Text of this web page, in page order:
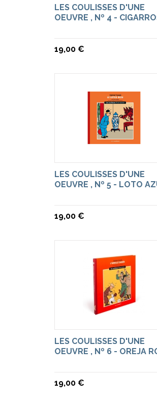
LES COULISSES D'UNE
OEUVRE , Nº 4 -
19,00 €
LES COULISSES D'UNE
OEUVRE , Nº 5 - LOTO
19,00 €
LES COULISSES D'UNE
OEUVRE , Nº 6 - OREJA
19,00 €